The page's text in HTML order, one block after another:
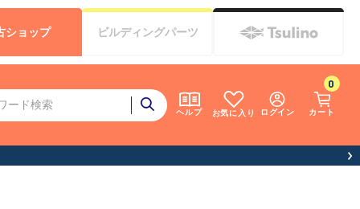
ヘルプ お気に入り ログイン カート
0
ショップ ビルディングパーツ